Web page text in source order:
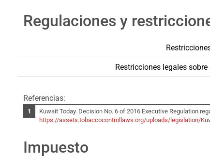
Regulaciones y
Restricciones legales
Referencias:
Kuwait Today. Decision No. 6 of 2016 Executive Regulation
https://assets.tobaccocontrollaws.org/uploads/legislation/
Impuesto